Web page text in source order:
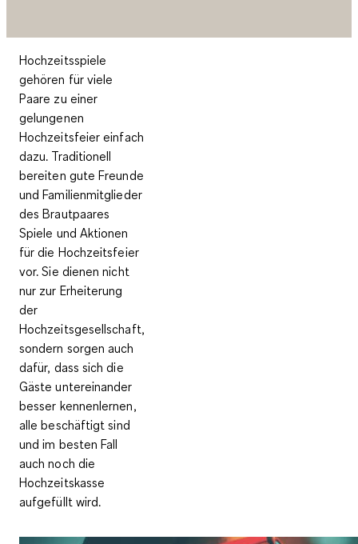
Hochzeitsspiele
gehören für viele
Paare zu einer
gelungenen
Hochzeitsfeier einfach
dazu. Traditionell
bereiten gute Freunde
und Familienmitglieder
des Brautpaares
Spiele und Aktionen
für die Hochzeitsfeier
vor. Sie dienen nicht
nur zur Erheiterung
der
Hochzeitsgesellschaft,
sondern sorgen auch
dafür, dass sich die
Gäste untereinander
besser kennenlernen,
alle beschäftigt sind
und im besten Fall
auch noch die
Hochzeitskasse
aufgefüllt wird.